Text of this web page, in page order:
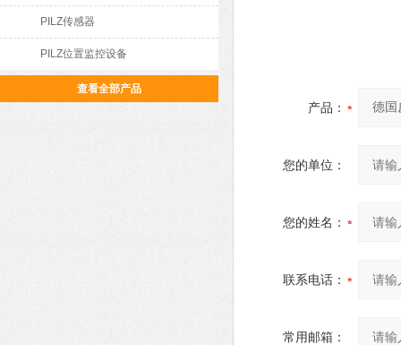
PILZ传感器
PILZ位置监控设备
查看全部产品
产品：
您的单位：
您的姓名：
联系电话：
常用邮箱：